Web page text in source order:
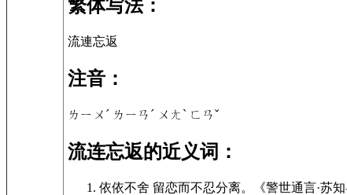
繁体写法：
流連忘返
注音：
ㄌㄧㄨˊ ㄌㄧㄢˊ ㄨㄤˋ ㄈㄢˇ
流连忘返的近义词：
依依不舍 留恋而不忍分离。《警世通言·苏